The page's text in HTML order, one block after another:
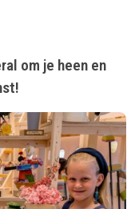
om je heen en